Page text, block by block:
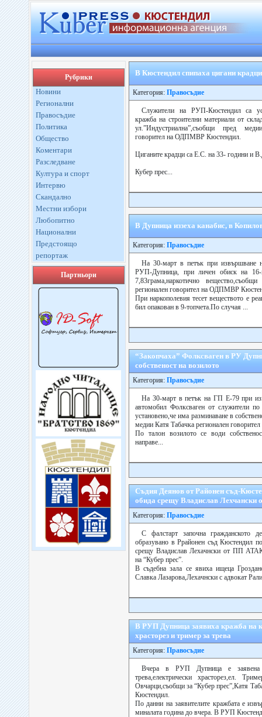
Рубрики
Новини
Регионални
Правосъдие
Политика
Общество
Коментари
Разследване
Култура и спорт
Интервю
Скандално
Местни избори
Любопитно
Национални
Предстоящо
репортаж
Партньори
В Кюстендил спипаха цигани
Категория: Правосъдие
Служители на РУП-Кюстендил са
кражба на строителни материали от
ул.”Индустриална”,съобщи пред
говорител на ОДПМВР Кюстендил.
Циганите крадци са Е.С. на 33- години и
Кубер прес...
В Дупница иззеха канабис, в
Категория: Правосъдие
На 30-март в петък при извършване
РУП-Дупница, при личен обиск на 16-
7,83грама,наркотично
регионален говорител на ОДПМВР
При наркополевия тесет веществото е
бил опакован в 9-топчета.По случая ...
“Закопчаха” Фолксваген в РУ
собственост на возилото
Категория: Правосъдие
На 30-март в петък на ГП Е-79 при
автомобил Фолксваген от служители
установено,че има разминаване в
медии Катя Табачка регионален
По талон возилото се води
направе...
Съдия Деянов от Районен съд-
обида срещу Владислав Лехчански
Категория: Правосъдие
С фалстарт започна гражданското
образувано в Ррайонен съд Кюстендил
срещу Владислав Лехачнски от ПП
на “Кубер прес”.
В съдебна зала се явиха ищеца
Славка Лазарова,Лехачнски с адвокат
В РУП Дупница заявиха кражба на
храсторез и тример за трева
Категория: Правосъдие
Вчера в РУП Дупница е
трева,електрически храсторез,ел.
Овчарци,съобщи за “Кубер прес”,Катя
Кюстендил.
По данни на заявителите кражбата е
миналата година до вчера. В РУП